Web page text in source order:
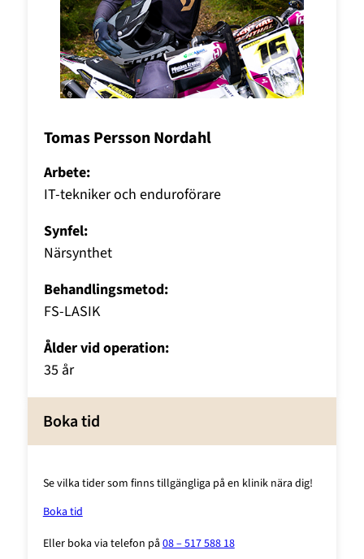
Tomas Persson Nordahl
Arbete:
IT-tekniker och enduroförare
Synfel:
Närsynthet
Behandlingsmetod:
FS-LASIK
Ålder vid operation:
35 år
Boka tid
Se vilka tider som finns tillgängliga på en klinik nära dig!
Boka tid
Eller boka via telefon på08 – 517 588 18